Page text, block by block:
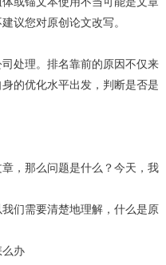
议您对原创论文改写。
处理。排名靠前的原因不仅来
的优化水平出发，判断是否是
，那么问题是什么？今天，我
们需要清楚地理解，什么是原
么办